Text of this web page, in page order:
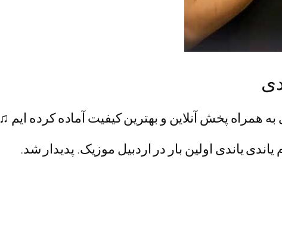
همراه پخش آنلاین و بهترین کیفیت آماده کرده ایم ♫
یاندی یاندی اولین بار در اردبیل موزیک. پدیدار شد.